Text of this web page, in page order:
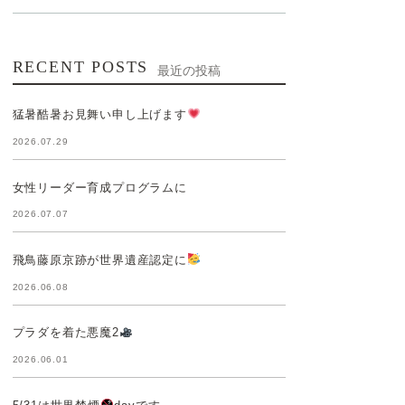
RECENT POSTS 最近の投稿
猛暑酷暑お見舞い申し上げます
2026.07.29
女性リーダー育成プログラムに
2026.07.07
飛鳥藤原京跡が世界遺産認定に
2026.06.08
プラダを着た悪魔2
2026.06.01